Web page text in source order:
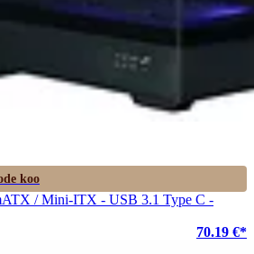
koo
/ Mini-ITX - USB 3.1 Type C -
70.19 €*